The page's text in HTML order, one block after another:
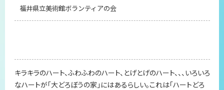
福井県立美術館ボランティアの会
キラキラのハート、ふわふわのハート、とげとげのハート、、、いろいろ
なハートが「大どろぼうの家」にはあるらしい。これは「ハートどろ